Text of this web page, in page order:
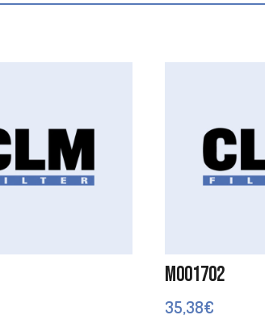
M001702
35,38€